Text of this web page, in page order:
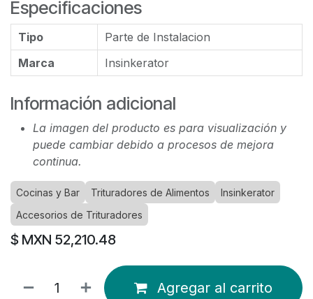
Especificaciones
Tipo
Parte de Instalacion
Marca
Insinkerator
Información adicional
La imagen del producto es para visualización y
puede cambiar debido a procesos de mejora
continua.
Cocinas y Bar Trituradores de Alimentos
Insinkerator
Accesorios de Trituradores
$ MXN 52,210.48
Agregar al carrito